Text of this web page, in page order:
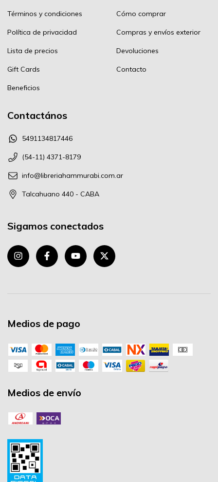
Términos y condiciones
Política de privacidad
Lista de precios
Gift Cards
Beneficios
Cómo comprar
Compras y envíos exterior
Devoluciones
Contacto
Contactános
5491134817446
(54-11) 4371-8179
info@libreriahammurabi.com.ar
Talcahuano 440 - CABA
Sigamos conectados
Medios de pago
Medios de envío